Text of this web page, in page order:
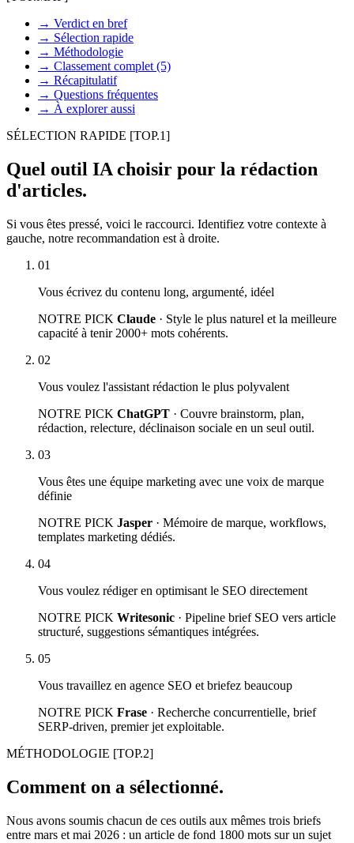
→ Verdict en bref
→ Sélection rapide
→ Méthodologie
→ Classement complet (5)
→ Récapitulatif
→ Questions fréquentes
→ À explorer aussi
SÉLECTION RAPIDE [TOP.1]
Quel outil IA choisir pour la rédaction
d'articles.
Si vous êtes pressé, voici le raccourci. Identifiez votre contexte à
gauche, notre recommandation est à droite.
01
Vous écrivez du contenu long, argumenté, idéel
NOTRE PICK Claude · Style le plus naturel et la meilleure
capacité à tenir 2000+ mots cohérents.
02
Vous voulez l'assistant rédaction le plus polyvalent
NOTRE PICK ChatGPT · Couvre brainstorm, plan,
rédaction, relecture, déclinaison sociale en un seul outil.
03
Vous êtes une équipe marketing avec une voix de marque
définie
NOTRE PICK Jasper · Mémoire de marque, workflows,
templates marketing dédiés.
04
Vous voulez rédiger en optimisant le SEO directement
NOTRE PICK Writesonic · Pipeline brief SEO vers article
structuré, suggestions sémantiques intégrées.
05
Vous travaillez en agence SEO et briefez beaucoup
NOTRE PICK Frase · Recherche concurrentielle, brief
SERP-driven, premier jet exploitable.
MÉTHODOLOGIE [TOP.2]
Comment on a sélectionné.
Nous avons soumis chacun de ces outils aux mêmes trois briefs
entre mars et mai 2026 : un article de fond 1800 mots sur un sujet